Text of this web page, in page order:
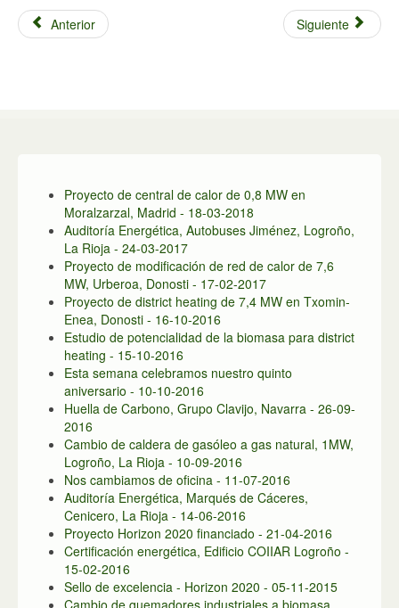
Ingeniería
Anterior Siguiente
Proyecto de central de calor de 0,8 MW en
Moralzarzal, Madrid - 18-03-2018
Auditoría Energética, Autobuses Jiménez, Logroño,
La Rioja - 24-03-2017
Proyecto de modificación de red de calor de 7,6
MW, Urberoa, Donosti - 17-02-2017
Proyecto de district heating de 7,4 MW en Txomin-
Enea, Donosti - 16-10-2016
Estudio de potencialidad de la biomasa para district
heating - 15-10-2016
Esta semana celebramos nuestro quinto
aniversario - 10-10-2016
Huella de Carbono, Grupo Clavijo, Navarra - 26-09-
2016
Cambio de caldera de gasóleo a gas natural, 1MW,
Logroño, La Rioja - 10-09-2016
Nos cambiamos de oficina - 11-07-2016
Auditoría Energética, Marqués de Cáceres,
Cenicero, La Rioja - 14-06-2016
Proyecto Horizon 2020 financiado - 21-04-2016
Certificación energética, Edificio COIIAR Logroño -
15-02-2016
Sello de excelencia - Horizon 2020 - 05-11-2015
Cambio de quemadores industriales a biomasa,